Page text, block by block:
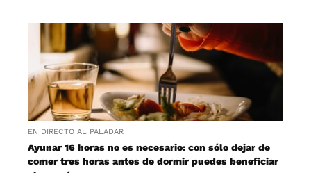
EN DIRECTO AL PALADAR
Ayunar 16 horas no es necesario: con sólo dejar de
comer tres horas antes de dormir puedes beneficiar